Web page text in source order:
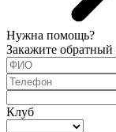
Нужна помощь?
Закажите
Клуб